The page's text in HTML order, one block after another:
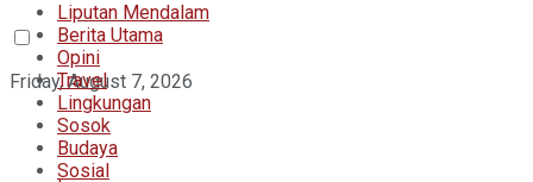
Friday, August 7, 2026
Liputan Mendalam
Berita Utama
Opini
Travel
Lingkungan
Sosok
Budaya
Sosial